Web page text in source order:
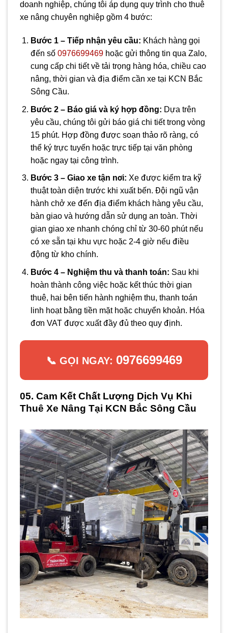
doanh nghiệp, chúng tôi áp dụng quy trình cho thuê
xe nâng chuyên nghiệp gồm 4 bước:
Bước 1 – Tiếp nhận yêu cầu: Khách hàng gọi
đến số 0976699469hoặc gửi thông tin qua Zalo,
cung cấp chi tiết về tải trọng hàng hóa, chiều cao
nâng, thời gian và địa điểm cần xe tại KCN Bắc
Sông Cầu.
Bước 2 – Báo giá và ký hợp đồng: Dựa trên
yêu cầu, chúng tôi gửi báo giá chi tiết trong vòng
15 phút. Hợp đồng được soạn thảo rõ ràng, có
thể ký trực tuyến hoặc trực tiếp tại văn phòng
hoặc ngay tại công trình.
Bước 3 – Giao xe tận nơi: Xe được kiểm tra kỹ
thuật toàn diện trước khi xuất bến. Đội ngũ vận
hành chở xe đến địa điểm khách hàng yêu cầu,
bàn giao và hướng dẫn sử dụng an toàn. Thời
gian giao xe nhanh chóng chỉ từ 30-60 phút nếu
có xe sẵn tại khu vực hoặc 2-4 giờ nếu điều
động từ kho chính.
Bước 4 – Nghiệm thu và thanh toán: Sau khi
hoàn thành công việc hoặc kết thúc thời gian
thuê, hai bên tiến hành nghiệm thu, thanh toán
linh hoạt bằng tiền mặt hoặc chuyển khoản. Hóa
đơn VAT được xuất đầy đủ theo quy định.
📞 GỌI NGAY: 0976699469
05. Cam Kết Chất Lượng Dịch Vụ Khi
Thuê Xe Nâng Tại KCN Bắc Sông Cầu